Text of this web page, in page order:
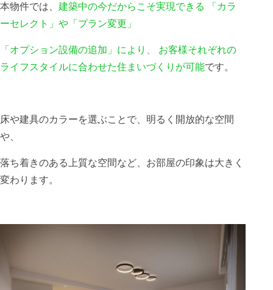
本物件では、 建築中の今だからこそ実現できる 「カラ
ーセレクト」や「プラン変更」
「オプション設備の追加」により、 お客様それぞれの
ライフスタイルに合わせた住まいづくりが可能です。
床や建具のカラーを選ぶことで、明るく開放的な空間
や、
落ち着きのある上質な空間など、お部屋の印象は大きく
変わります。